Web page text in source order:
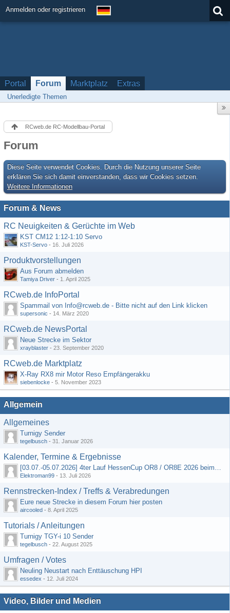
Anmelden oder registrieren
Portal Forum Marktplatz Extras
Unerledigte Themen
RCweb.de RC-Modellbau-Portal
Forum
Diese Seite verwendet Cookies. Durch die Nutzung unserer Seite
erklären Sie sich damit einverstanden, dass wir Cookies setzen.
Weitere Informationen
Forum & News
RC Neuigkeiten & Gerüchte im Web
KST CM12 1:12-1:10 Servo
KST-Servo - 16. Juli 2026
Produktvorstellungen
Aus Forum abmelden
Tamiya Driver - 1. April 2025
RCweb.de InfoPortal
Spammail von Info@rcweb.de - Bitte nicht auf den Link klicken
supersonic - 14. März 2020
RCweb.de NewsPortal
Neue Strecke im Sektor
xrayblaster - 23. September 2020
RCweb.de Marktplatz
X-Ray RX8 mir Motor Reso Empfängerakku
siebenlocke - 5. November 2023
Allgemein
Allgemeines
Turnigy Sender
tegelbusch - 31. Januar 2026
Kalender, Termine & Ergebnisse
[03.07.-05.07.2026] 4ter Lauf HessenCup OR8 / OR8E 2026 beim MSV Linsengericht e.V.
Elektroman99 - 13. Juli 2026
Rennstrecken-Index / Treffs & Verabredungen
Eure neue Strecke in diesem Forum hier posten
aircooled - 8. April 2025
Tutorials / Anleitungen
Turnigy TGY-i 10 Sender
tegelbusch - 22. August 2025
Umfragen / Votes
Neuling Neustart nach Enttäuschung HPI
essedex - 12. Juli 2024
Video, Bilder und Medien